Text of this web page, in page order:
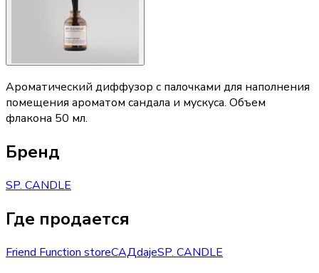
Ароматический диффузор с палочками для наполнения
помещения ароматом сандала и мускуса. Объем
флакона 50 мл.
Бренд
SP. CANDLE
Где продается
Friend Function storeСАДdajeSP. CANDLE